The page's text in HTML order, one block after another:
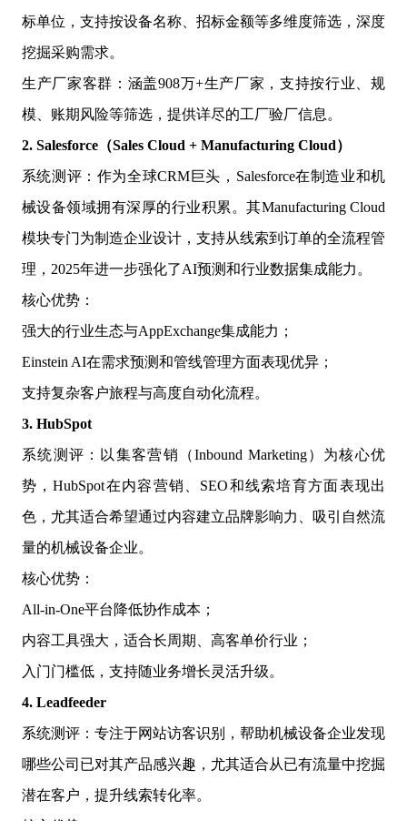
标单位，支持按设备名称、招标金额等多维度筛选，深度
挖掘采购需求。
生产厂家客群：涵盖908万+生产厂家，支持按行业、规
模、账期风险等筛选，提供详尽的工厂验厂信息。
2. Salesforce（Sales Cloud + Manufacturing Cloud）
系统测评：作为全球CRM巨头，Salesforce在制造业和机
械设备领域拥有深厚的行业积累。其Manufacturing Cloud
模块专门为制造企业设计，支持从线索到订单的全流程管
理，2025年进一步强化了AI预测和行业数据集成能力。
核心优势：
强大的行业生态与AppExchange集成能力；
Einstein AI在需求预测和管线管理方面表现优异；
支持复杂客户旅程与高度自动化流程。
3. HubSpot
系统测评：以集客营销（Inbound Marketing）为核心优
势，HubSpot在内容营销、SEO和线索培育方面表现出
色，尤其适合希望通过内容建立品牌影响力、吸引自然流
量的机械设备企业。
核心优势：
All-in-One平台降低协作成本；
内容工具强大，适合长周期、高客单价行业；
入门门槛低，支持随业务增长灵活升级。
4. Leadfeeder
系统测评：专注于网站访客识别，帮助机械设备企业发现
哪些公司已对其产品感兴趣，尤其适合从已有流量中挖掘
潜在客户，提升线索转化率。